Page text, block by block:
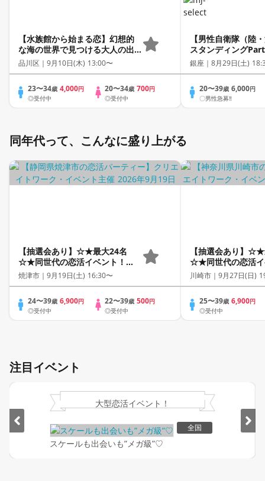
【水族館から始まる恋】幻想的
な海の世界で見つける大人の出
会い♡《同世代向け》《連絡先
自由交換》
品川区｜ 9月10日(木) 13:00〜
23〜34歳 4,000円
◎受付中
20〜34歳 700円
◎受付中
【男性自衛隊（陸
スタンディング
数の異性と出会う
ル・ソフトドリン
銀座｜ 8月29日(土)
20〜39歳 6,000円
〇男性急募‼
同年代って、こんなに盛り上がる
【抽選会あり】☆★最大24名
☆★同世代の恋活イベント！
（女性限定・早期申込特典）
焼津市｜ 9月19日(土) 16:30〜
24〜39歳 6,900円
◎受付中
22〜39歳 500円
◎受付中
【抽選会あり】
☆★同世代の恋活イ
（女性限定・早期
川崎市｜ 9月27日(日)
25〜39歳 6,900円
◎受付中
注目イベント
大型恋活イベント！
全国
スケールも出会いも”メガ級”♡